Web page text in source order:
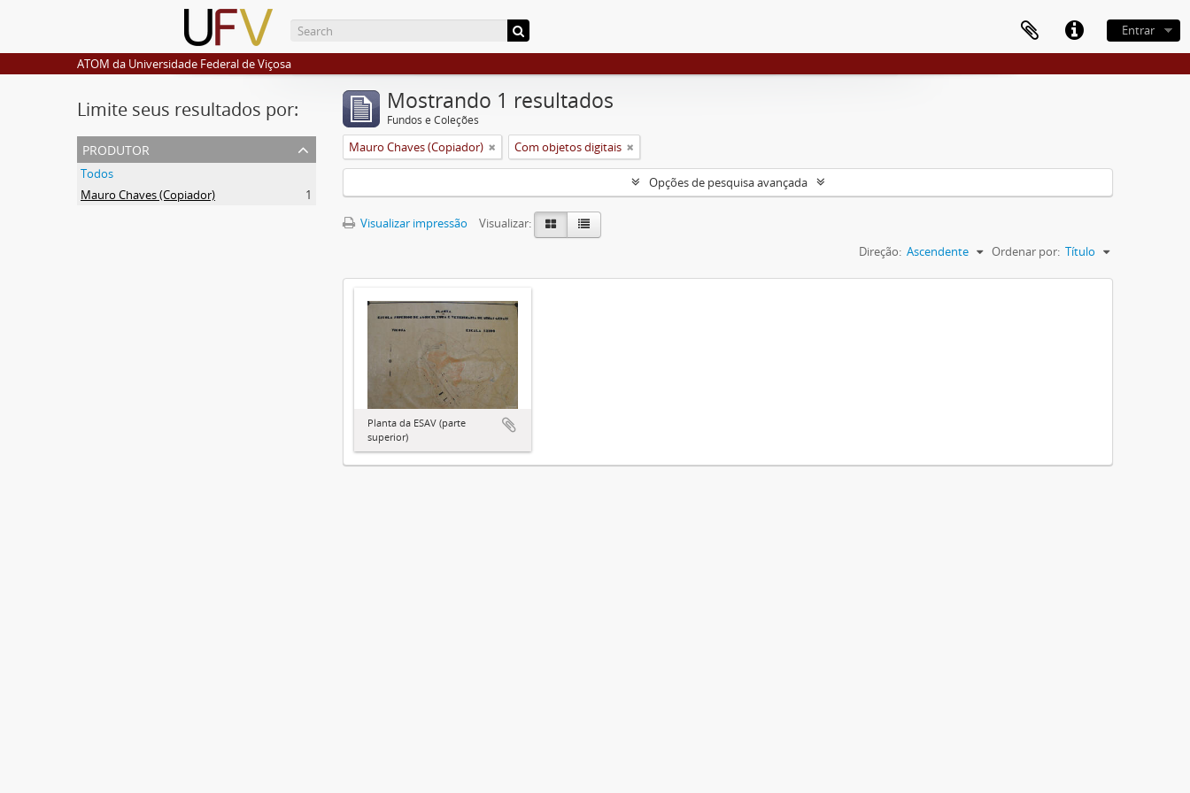
Entrar
ATOM da Universidade Federal de Viçosa
Limite seus resultados por:
produtor
Todos
Mauro Chaves (Copiador)
1
Mostrando 1 resultados
Fundos e Coleções
Mauro Chaves (Copiador) Com objetos digitais
Opções de pesquisa avançada
Visualizar impressão
Visualizar:
Ordenar por: Título
Direção: Ascendente
Planta da ESAV (parte
superior)